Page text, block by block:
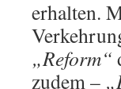
erhalten.
„Reform“
zudem –